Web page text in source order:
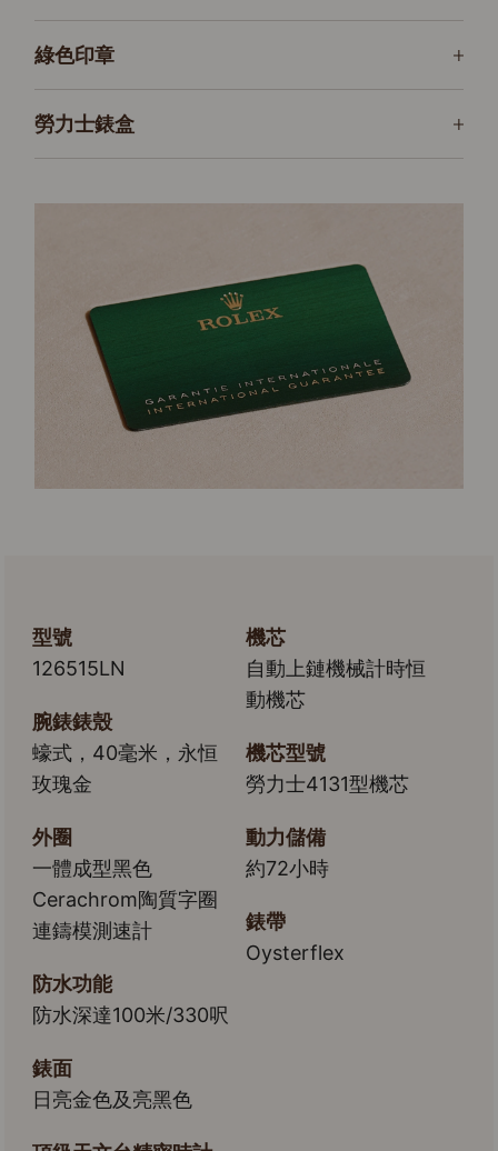
綠色印章
勞力士錶盒
型號
126515LN
腕錶錶殼
蠔式，40毫米，永恒
玫瑰金
外圈
一體成型黑色
Cerachrom陶質字圈
連鑄模測速計
防水功能
防水深達100米/330呎
機芯
自動上鏈機械計時恒
動機芯
機芯型號
勞力士4131型機芯
動力儲備
約72小時
錶帶
Oysterflex
錶面
日亮金色及亮黑色